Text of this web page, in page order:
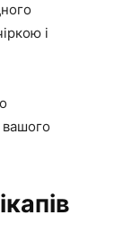
і
вашого